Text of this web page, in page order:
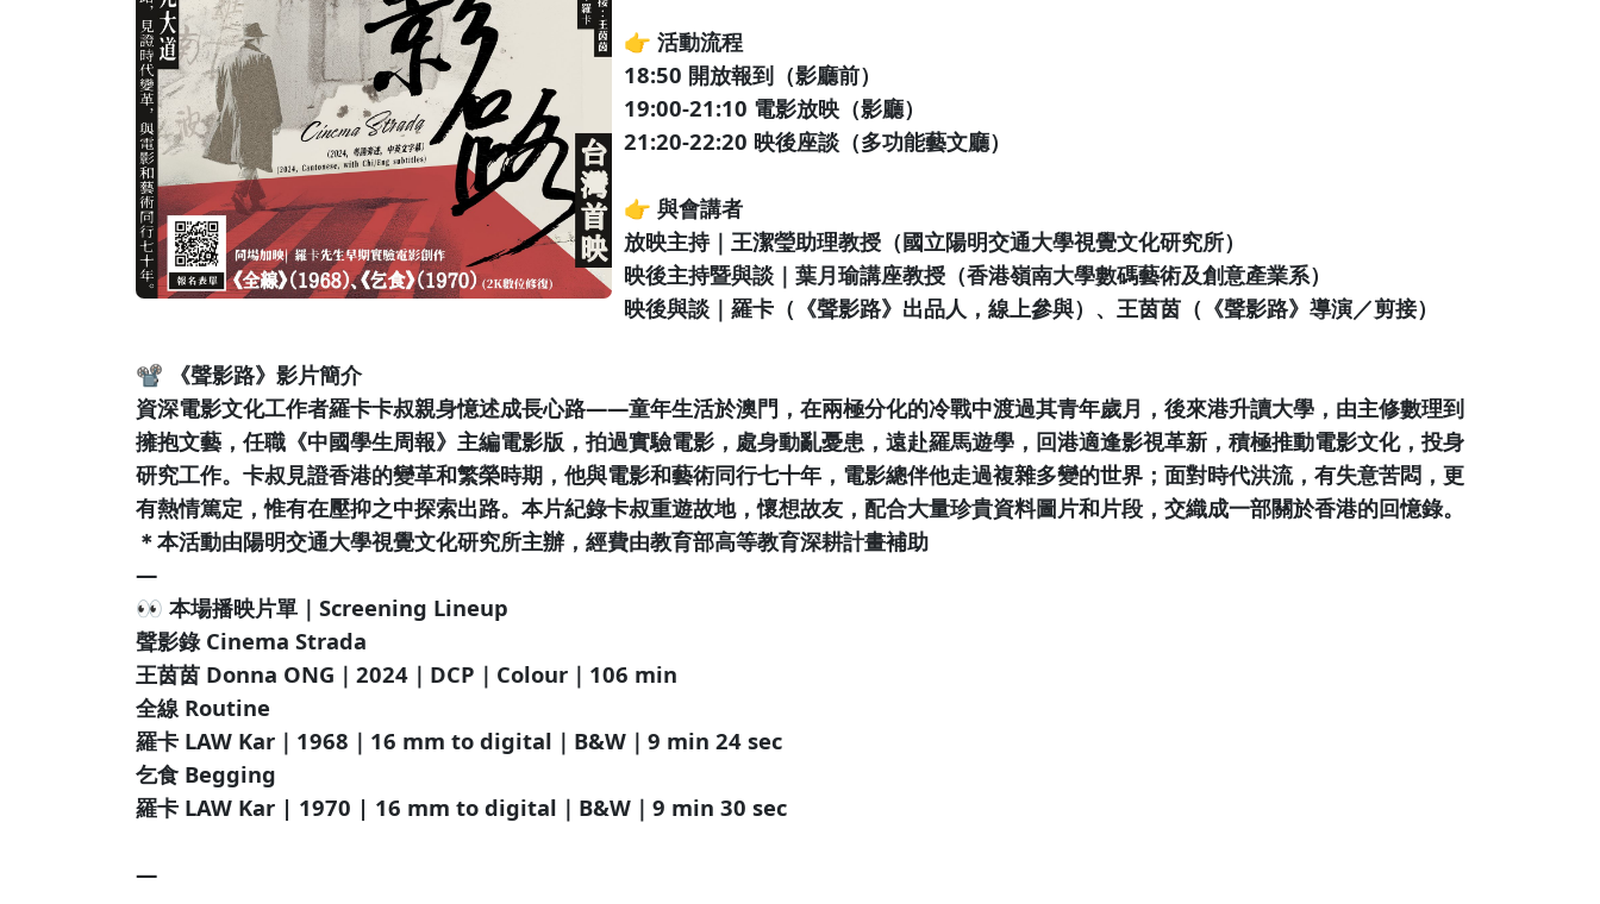
👉 活動流程
18:50 開放報到（影廳前）
19:00-21:10 電影放映（影廳）
21:20-22:20 映後座談（多功能藝文廳）
👉 與會講者
放映主持｜王潔瑩助理教授（國立陽明交通大學視覺文化研究所）
映後主持暨與談｜葉月瑜講座教授（香港嶺南大學數碼藝術及創意產業系）
映後與談｜羅卡（《聲影路》出品人，線上參與）、王茵茵（《聲影路》導演／剪接）
📽 《聲影路》影片簡介
資深電影文化工作者羅卡卡叔親身憶述成長心路——童年生活於澳門，在兩極分化的冷戰中渡過其青年歲月，後來港升讀大學，由主修數理到
擁抱文藝，任職《中國學生周報》主編電影版，拍過實驗電影，處身動亂憂患，遠赴羅馬遊學，回港適逢影視革新，積極推動電影文化，投身
研究工作。卡叔見證香港的變革和繁榮時期，他與電影和藝術同行七十年，電影總伴他走過複雜多變的世界；面對時代洪流，有失意苦悶，更
有熱情篤定，惟有在壓抑之中探索出路。本片紀錄卡叔重遊故地，懷想故友，配合大量珍貴資料圖片和片段，交織成一部關於香港的回憶錄。
＊本活動由陽明交通大學視覺文化研究所主辦，經費由教育部高等教育深耕計畫補助
—
👀 本場播映片單｜Screening Lineup
聲影錄 Cinema Strada
王茵茵 Donna ONG｜2024｜DCP｜Colour｜106 min
全線 Routine
羅卡 LAW Kar｜1968｜16 mm to digital｜B&W｜9 min 24 sec
乞食 Begging
羅卡 LAW Kar | 1970 | 16 mm to digital｜B&W｜9 min 30 sec
—